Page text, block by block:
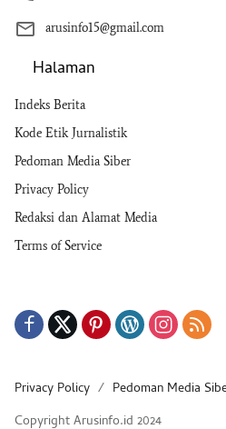
arusinfo15@gmail.com
Halaman
Indeks Berita
Kode Etik Jurnalistik
Pedoman Media Siber
Privacy Policy
Redaksi dan Alamat Media
Terms of Service
Privacy Policy
Pedoman Media
Copyright Arusinfo.id 2024